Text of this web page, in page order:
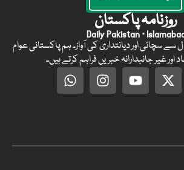
روزنامہ پاکستان
Daily Pakistan ·
پاکستان, 70 سال سے سچائی اور دیانتداری کی آواز۔ ہم پاکستانی عوام
اور غیر جانبدارانہ خبریں فراہم کرتے ہیں۔